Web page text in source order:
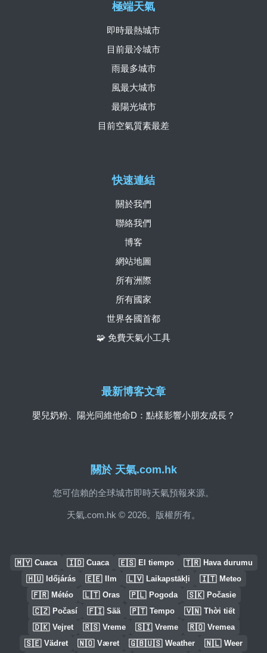
關於 天氣.com.hk
您可信賴的全球城市即時天氣預報來源。
天氣.com.hk © 2026。版權所有。
快速連結
關於我們
聯絡我們
博客
網站地圖
所有洲際
所有國家
世界各國首都
🧩 免費天氣小工具
極端天氣
即時最熱城市
目前最冷城市
雨最多城市
風最大城市
最陽光城市
目前空氣質素最差
最新博客文章
嬰兒奶粉、陽光同維他命D：點樣影響小朋友成長？
🇲🇾 Cuaca 🇮🇩 Cuaca 🇪🇸 El tiempo 🇹🇷 Hava durumu
🇭🇺 Időjárás 🇪🇪 Ilm 🇱🇻 Laikapstākļi 🇮🇹 Meteo
🇫🇷 Météo 🇱🇹 Oras 🇵🇱 Pogoda 🇸🇰 Počasie
🇨🇿 Počasí 🇫🇮 Sää 🇵🇹 Tempo 🇻🇳 Thời tiết
🇩🇰 Vejret 🇷🇸 Vreme 🇸🇮 Vreme 🇷🇴 Vremea
🇸🇪 Vädret 🇳🇴 Været 🇬🇧🇺🇸 Weather 🇳🇱 Weer